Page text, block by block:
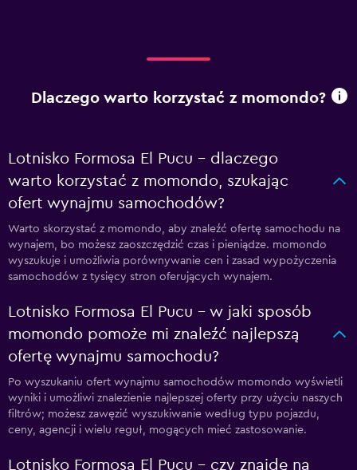
Dlaczego warto korzystać z momondo?
Lotnisko Formosa El Pucu – dlaczego
warto korzystać z momondo, szukając
ofert wynajmu samochodów?
Warto skorzystać z momondo, aby znaleźć ofertę samochodu na
wynajem, bo możesz zaoszczędzić czas i pieniądze. momondo
wyszukuje i umożliwia porównywanie cen i zasad wypożyczenia
samochodów z tysięcy stron oferujących wynajem.
Lotnisko Formosa El Pucu – w jaki sposób
momondo pomoże mi znaleźć najlepszą
ofertę wynajmu samochodu?
Po wyszukaniu ofert wynajmu samochodów momondo wyświetli
wyniki i umożliwi znalezienie najlepszej oferty przy użyciu naszych
filtrów; możesz zawęzić wyszukiwanie według typu pojazdu,
ceny, agencji i wielu reguł, mogących mieć zastosowanie.
Lotnisko Formosa El Pucu – czy znajdę na